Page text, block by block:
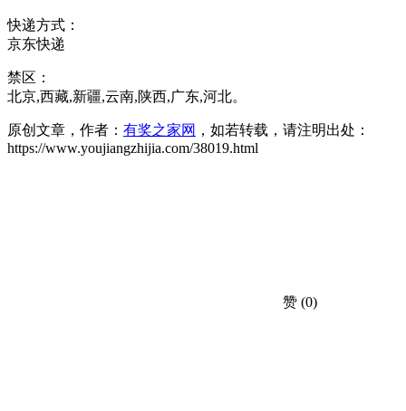
快递方式：
京东快递
禁区：
北京,西藏,新疆,云南,陕西,广东,河北。
原创文章，作者： 有奖之家网 ，如若转载，请注明出处：
https://www.youjiangzhijia.com/38019.html
赞 (0)